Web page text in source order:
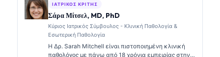
δικτύου. Ο Δρ. Klein έχει δημοσιεύσει εκτενώς
σχετικά με την ερμηνεία βιοδεικτών και τη
εργαστηριακή διάγνωση σε θέματα εργαστηριακής
ιατρικής.
ΙΑΤΡΙΚΌΣ ΚΡΙΤΉΣ
Σάρα Μίτσελ, MD, PhD
Κύριος Ιατρικός Σύμβουλος - Κλινική Παθολογία &
Εσωτερική Παθολογία
Η Δρ. Sarah Mitchell είναι πιστοποιημένη κλινική
παθολόγος με πάνω από 18 χρόνια εμπειρίας στην